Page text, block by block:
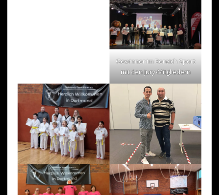
Gewinner im Bereich Sport
mit den Jury-Mitgliedern